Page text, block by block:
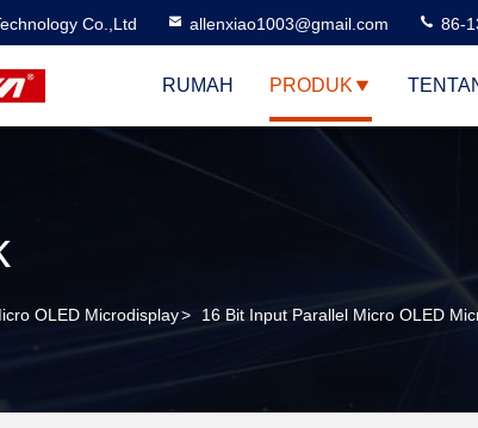
Co.,Ltd allenxiao1003@gmail.com 86-
RUMAH PRODUK
OLED Microdisplay> 16 Bit Input Parallel Micro OLED